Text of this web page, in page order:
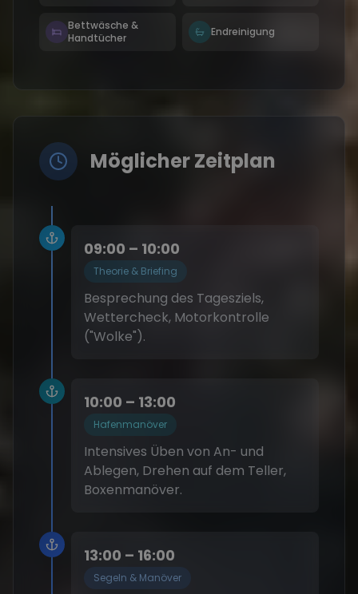
Bettwäsche &
Handtücher
Endreinigung
Möglicher Zeitplan
09:00 – 10:00
Theorie & Briefing
Besprechung des Tagesziels,
Wettercheck, Motorkontrolle
("Wolke").
10:00 – 13:00
Hafenmanöver
Intensives Üben von An- und
Ablegen, Drehen auf dem Teller,
Boxenmanöver.
13:00 – 16:00
Segeln & Manöver